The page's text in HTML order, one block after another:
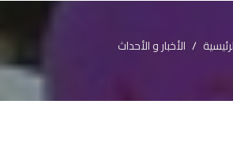
الأخبار و الأحداث